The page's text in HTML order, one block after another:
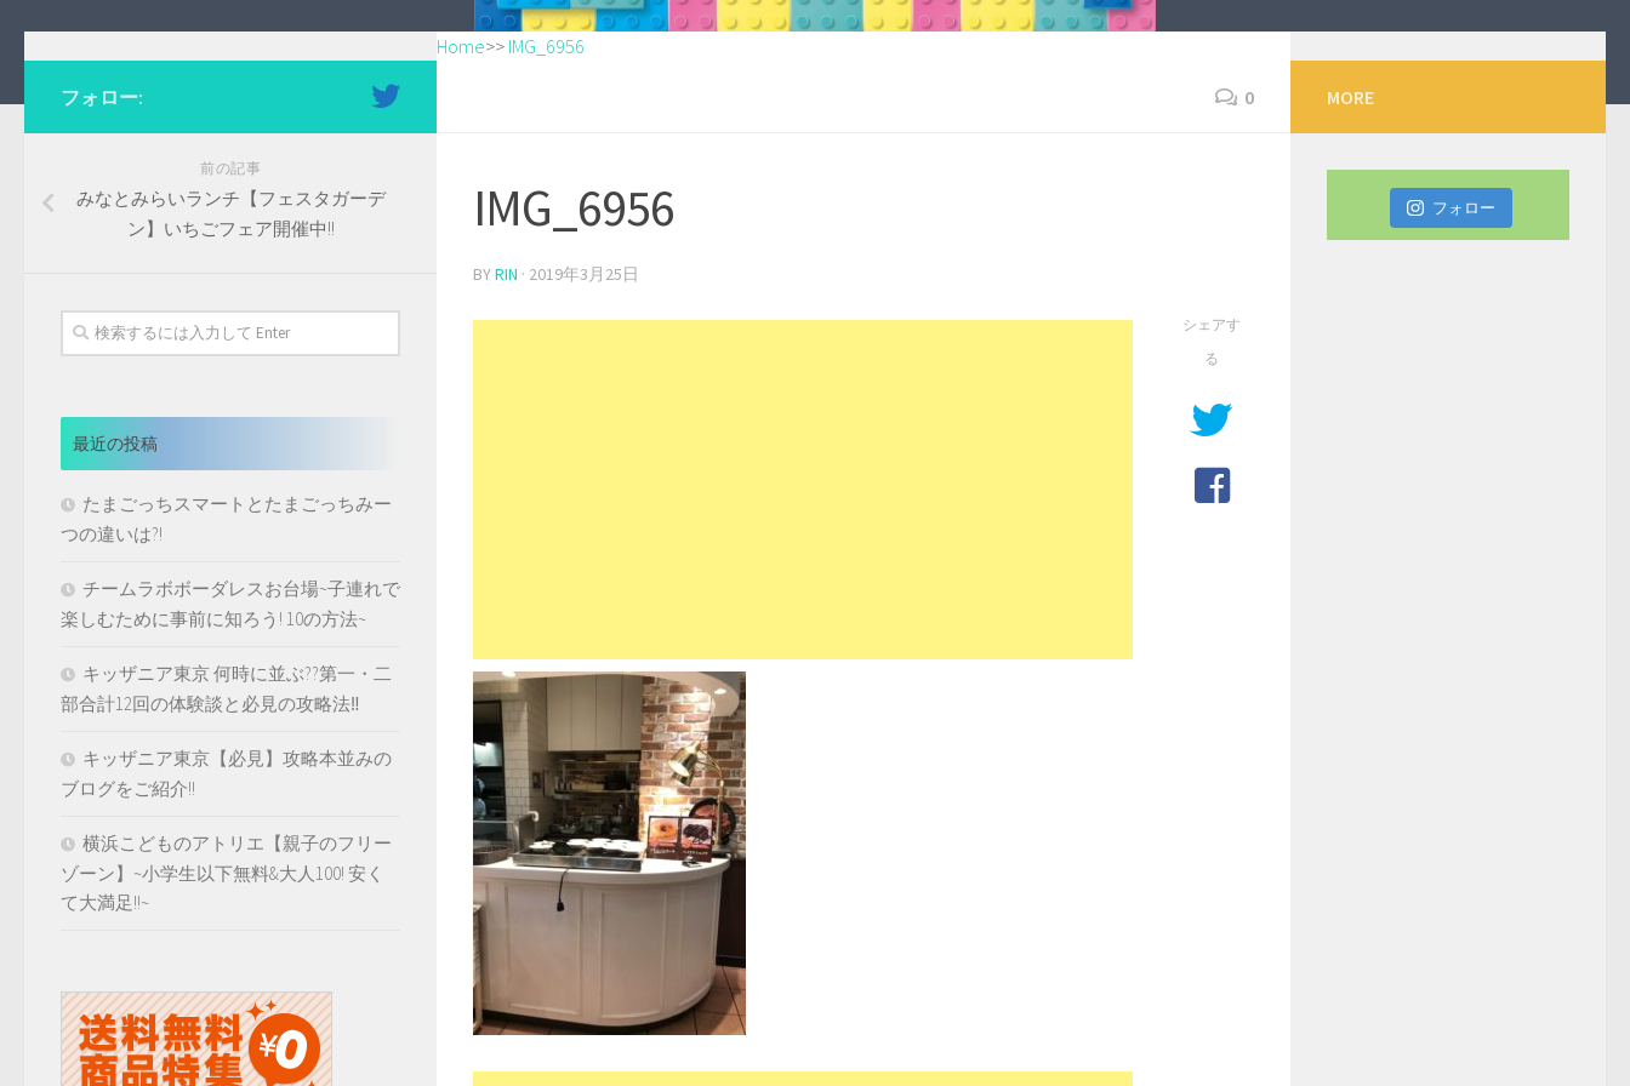
Home>> IMG_6956
0
IMG_6956
BYRIN · 2019年3月25日
シェアす
る
フォロー:
前の記事
みなとみらいランチ【フェスタガーデ
ン】いちごフェア開催中!!
最近の投稿
たまごっちスマートとたまごっちみー
つの違いは?!
チームラボボーダレスお台場~子連れで
楽しむために事前に知ろう! 10の方法~
キッザニア東京 何時に並ぶ??第一・二
部合計12回の体験談と必見の攻略法‼️
キッザニア東京【必見】攻略本並みの
ブログをご紹介!!
横浜こどものアトリエ【親子のフリー
ゾーン】~小学生以下無料&大人100! 安く
て大満足!!~
MORE
フォロー